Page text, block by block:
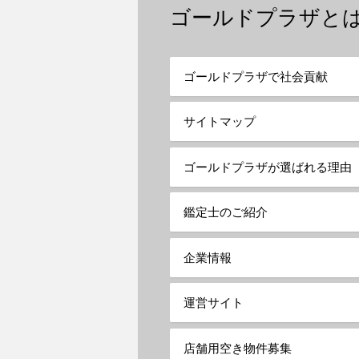
ゴールドプラザと
ゴールドプラザで社会貢献
サイトマップ
ゴールドプラザが選ばれる理由
鑑定士のご紹介
企業情報
運営サイト
店舗用空き物件募集